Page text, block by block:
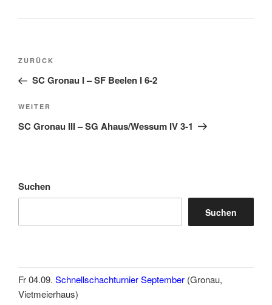
Beitragsnavigation
Vorheriger
Beitrag
ZURÜCK
SC Gronau I – SF Beelen I 6-2
Nächster
Beitrag
WEITER
SC Gronau III – SG Ahaus/Wessum IV 3-1
Suchen
Suchen
Fr 04.09. Schnellschachturnier September (Gronau,
Vietmeierhaus)